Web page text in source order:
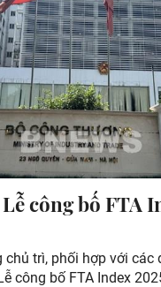
công bố FTA
chủ trì, phối hợp với các
công bố FTA Index